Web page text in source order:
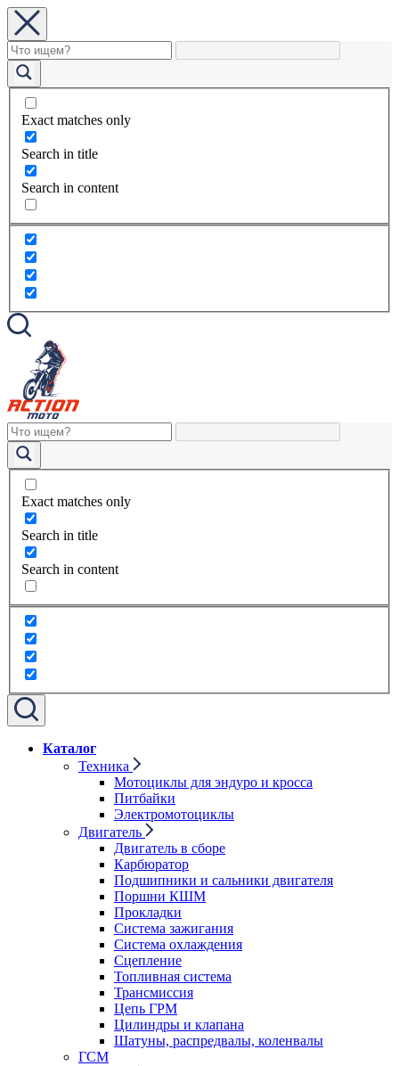
Exact matches only
Search in title
Search in content
Exact matches only
Search in title
Search in content
Каталог
Техника
Мотоциклы для эндуро и кросса
Питбайки
Электромотоциклы
Двигатель
Двигатель в сборе
Карбюратор
Подшипники и сальники двигателя
Поршни КШМ
Прокладки
Система зажигания
Система охлаждения
Сцепление
Топливная система
Трансмиссия
Цепь ГРМ
Цилиндры и клапана
Шатуны, распредвалы, коленвалы
ГСМ